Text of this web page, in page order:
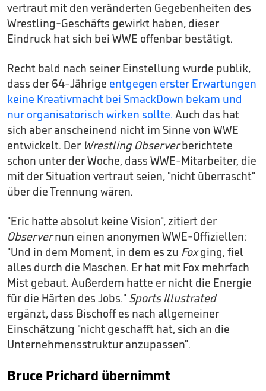
vertraut mit den veränderten Gegebenheiten des
Wrestling-Geschäfts gewirkt haben, dieser
Eindruck hat sich bei WWE offenbar bestätigt.
Recht bald nach seiner Einstellung wurde publik,
dass der 64-Jährige entgegen erster Erwartungen
keine Kreativmacht bei SmackDown bekam und
nur organisatorisch wirken sollte. Auch das hat
sich aber anscheinend nicht im Sinne von WWE
entwickelt. Der Wrestling Observerberichtete
schon unter der Woche, dass WWE-Mitarbeiter, die
mit der Situation vertraut seien, "nicht überrascht"
über die Trennung wären.
"Eric hatte absolut keine Vision", zitiert der
Observernun einen anonymen WWE-Offiziellen:
"Und in dem Moment, in dem es zu Foxging, fiel
alles durch die Maschen. Er hat mit Fox mehrfach
Mist gebaut. Außerdem hatte er nicht die Energie
für die Härten des Jobs." Sports Illustrated
ergänzt, dass Bischoff es nach allgemeiner
Einschätzung "nicht geschafft hat, sich an die
Unternehmensstruktur anzupassen".
Bruce Prichard übernimmt